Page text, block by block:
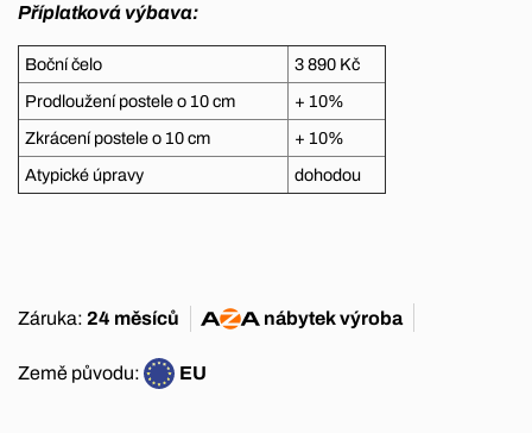
Příplatková výbava:
Boční čelo
3 890 Kč
Prodloužení postele o 10 cm
+ 10%
Zkrácení postele o 10 cm
+ 10%
Atypické úpravy
dohodou
Záruka: 24 měsíců nábytekvýroba
Země původu: EU